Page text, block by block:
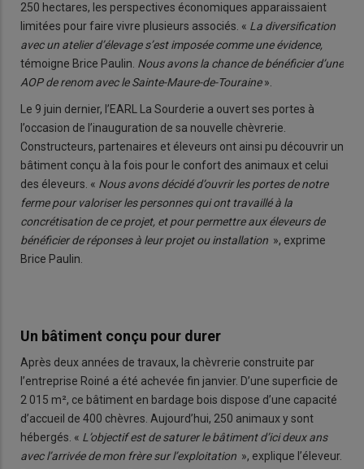
250 hectares, les perspectives économiques apparaissaient
limitées pour faire vivre plusieurs associés. « La diversification
avec un atelier d’élevage s’est imposée comme une évidence,
témoigne Brice Paulin. Nous avons la chance de bénéficier d’une
AOP de renom avec le Sainte-Maure-de-Touraine».
Le 9 juin dernier, l’EARL La Sourderie a ouvert ses portes à
l’occasion de l’inauguration de sa nouvelle chèvrerie.
Constructeurs, partenaires et éleveurs ont ainsi pu découvrir un
bâtiment conçu à la fois pour le confort des animaux et celui
des éleveurs. « Nous avons décidé d’ouvrir les portes de notre
ferme pour valoriser les personnes qui ont travaillé à la
concrétisation de ce projet, et pour permettre aux éleveurs de
bénéficier de réponses à leur projet ou installation », exprime
Brice Paulin.
Un bâtiment conçu pour durer
Après deux années de travaux, la chèvrerie construite par
l’entreprise Roiné a été achevée fin janvier. D’une superficie de
2 015 m², ce bâtiment en bardage bois dispose d’une capacité
d’accueil de 400 chèvres. Aujourd’hui, 250 animaux y sont
hébergés. « L’objectif est de saturer le bâtiment d’ici deux ans
avec l’arrivée de mon frère sur l’exploitation », explique l’éleveur.